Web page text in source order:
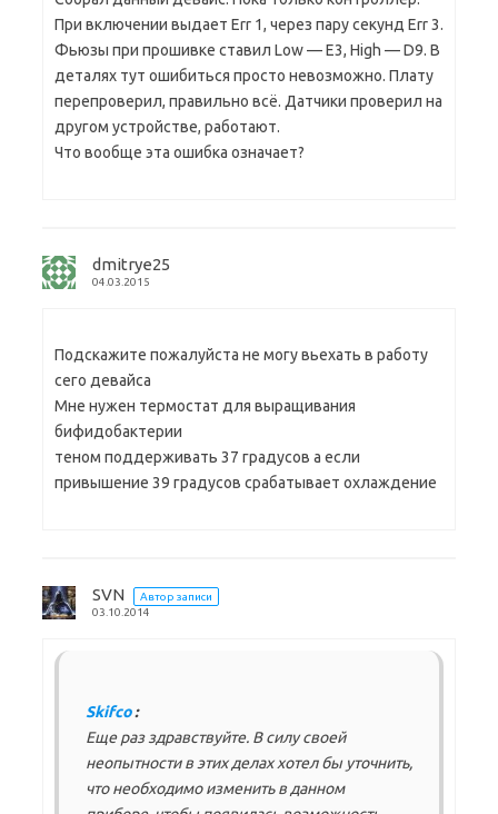
При включении выдает Err 1, через пару секунд Err 3.
Фьюзы при прошивке ставил Low — E3, High — D9. В
деталях тут ошибиться просто невозможно. Плату
перепроверил, правильно всё. Датчики проверил на
другом устройстве, работают.
Что вообще эта ошибка означает?
dmitrye25
04.03.2015
Подскажите пожалуйста не могу вьехать в работу
сего девайса
Мне нужен термостат для выращивания
бифидобактерии
теном поддерживать 37 градусов а если
привышение 39 градусов срабатывает охлаждение
SVN
Автор записи
03.10.2014
Skifco:
Еще раз здравствуйте. В силу своей
неопытности в этих делах хотел бы уточнить,
что необходимо изменить в данном